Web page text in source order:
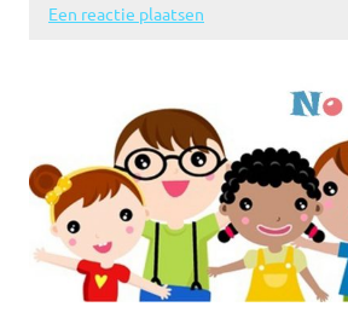
Een reactie plaatsen